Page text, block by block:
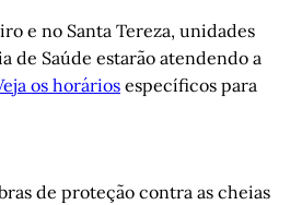
e no Santa Tereza, unidades
de Saúde estarão atendendo a
os horáriosespecíficos para
de proteção contra as cheias